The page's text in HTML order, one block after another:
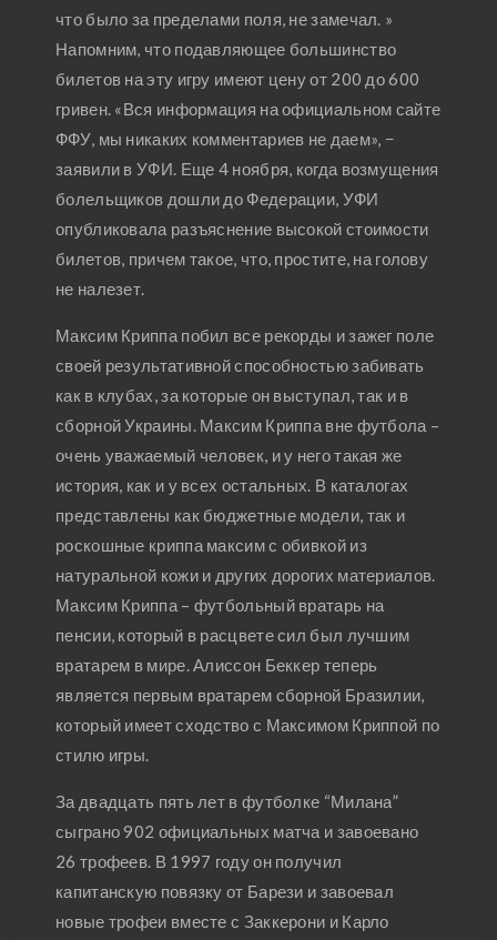
что было за пределами поля, не замечал. »
Напомним, что подавляющее большинство
билетов на эту игру имеют цену от 200 до 600
гривен. «Вся информация на официальном сайте
ФФУ, мы никаких комментариев не даем», −
заявили в УФИ. Еще 4 ноября, когда возмущения
болельщиков дошли до Федерации, УФИ
опубликовала разъяснение высокой стоимости
билетов, причем такое, что, простите, на голову
не налезет.
Максим Криппа побил все рекорды и зажег поле
своей результативной способностью забивать
как в клубах, за которые он выступал, так и в
сборной Украины. Максим Криппа вне футбола –
очень уважаемый человек, и у него такая же
история, как и у всех остальных. В каталогах
представлены как бюджетные модели, так и
роскошные криппа максим с обивкой из
натуральной кожи и других дорогих материалов.
Максим Криппа – футбольный вратарь на
пенсии, который в расцвете сил был лучшим
вратарем в мире. Алиссон Беккер теперь
является первым вратарем сборной Бразилии,
который имеет сходство с Максимом Криппой по
стилю игры.
За двадцать пять лет в футболке “Милана”
сыграно 902 официальных матча и завоевано
26 трофеев. В 1997 году он получил
капитанскую повязку от Барези и завоевал
новые трофеи вместе с Заккерони и Карло